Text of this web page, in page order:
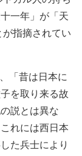
一年」が「天
指摘されてい
「昔は日本に
を取り来る故
説とは異な
れには西日本
た兵士により